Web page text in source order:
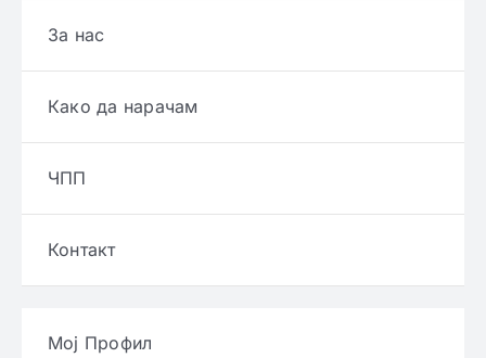
За нас
Како да нарачам
ЧПП
Контакт
Мој Профил